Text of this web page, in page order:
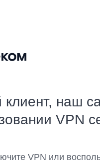
наш
VPN
VPN или